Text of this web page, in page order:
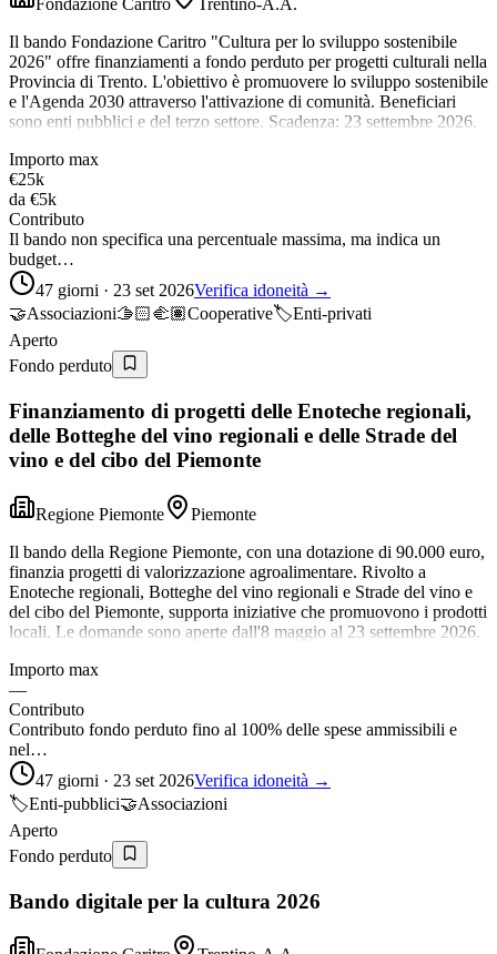
Fondazione Caritro
Trentino-A.A.
Il bando Fondazione Caritro "Cultura per lo sviluppo sostenibile
2026" offre finanziamenti a fondo perduto per progetti culturali nella
Provincia di Trento. L'obiettivo è promuovere lo sviluppo sostenibile
e l'Agenda 2030 attraverso l'attivazione di comunità. Beneficiari
sono enti pubblici e del terzo settore. Scadenza: 23 settembre 2026.
Importo max
€25k
da €5k
Contributo
Il bando non specifica una percentuale massima, ma indica un
budget…
47 giorni · 23 set 2026Verifica idoneità →
🤝Associazioni🫱🏻‍🫲🏽Cooperative🏷️Enti-privati
Aperto
Fondo perduto
Finanziamento di progetti delle Enoteche regionali,
delle Botteghe del vino regionali e delle Strade del
vino e del cibo del Piemonte
Regione Piemonte
Piemonte
Il bando della Regione Piemonte, con una dotazione di 90.000 euro,
finanzia progetti di valorizzazione agroalimentare. Rivolto a
Enoteche regionali, Botteghe del vino regionali e Strade del vino e
del cibo del Piemonte, supporta iniziative che promuovono i prodotti
locali. Le domande sono aperte dall'8 maggio al 23 settembre 2026.
Importo max
—
Contributo
Contributo fondo perduto fino al 100% delle spese ammissibili e
nel…
47 giorni · 23 set 2026Verifica idoneità →
🏷️Enti-pubblici🤝Associazioni
Aperto
Fondo perduto
Bando digitale per la cultura 2026